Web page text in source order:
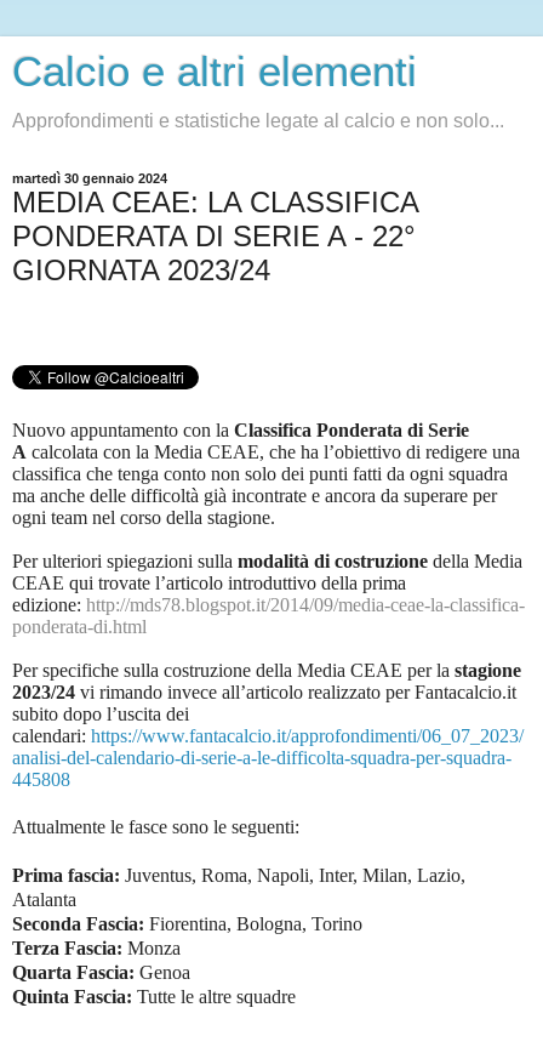
Calcio e altri elementi
Approfondimenti e statistiche legate al calcio e non solo...
martedì 30 gennaio 2024
MEDIA CEAE: LA CLASSIFICA
PONDERATA DI SERIE A - 22°
GIORNATA 2023/24
Nuovo appuntamento con la Classifica Ponderata di Serie
A calcolata con la Media CEAE, che ha l’obiettivo di redigere una
classifica che tenga conto non solo dei punti fatti da ogni squadra
ma anche delle difficoltà già incontrate e ancora da superare per
ogni team nel corso della stagione.
Per ulteriori spiegazioni sulla modalità di costruzione della Media
CEAE qui trovate l’articolo introduttivo della prima
edizione: http://mds78.blogspot.it/2014/09/media-ceae-la-classifica-
ponderata-di.html
Per specifiche sulla costruzione della Media CEAE per la stagione
2023/24 vi rimando invece all’articolo realizzato per Fantacalcio.it
subito dopo l’uscita dei
calendari: https://www.fantacalcio.it/approfondimenti/06_07_2023/
analisi-del-calendario-di-serie-a-le-difficolta-squadra-per-squadra-
445808
Attualmente le fasce sono le seguenti:
Prima fascia: Juventus, Roma, Napoli, Inter, Milan, Lazio,
Atalanta
Seconda Fascia: Fiorentina, Bologna, Torino
Terza Fascia: Monza
Quarta Fascia: Genoa
Quinta Fascia: Tutte le altre squadre